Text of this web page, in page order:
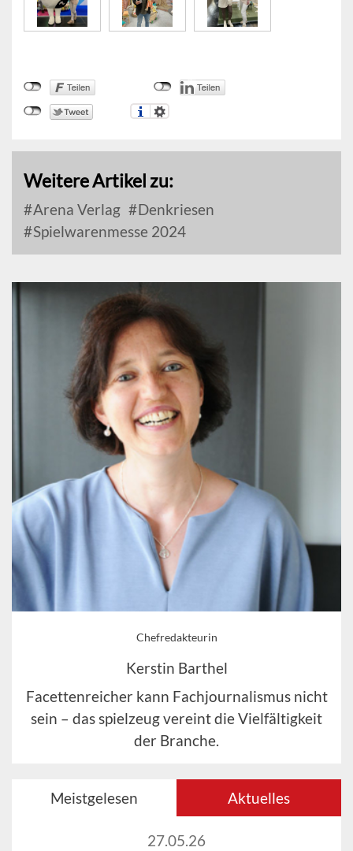
Weitere Artikel zu:
Arena Verlag
Denkriesen
Spielwarenmesse 2024
Chefredakteurin
Kerstin Barthel
Facettenreicher kann Fachjournalismus nicht
sein – das spielzeug vereint die Vielfältigkeit
der Branche.
Meistgelesen Aktuelles
27.05.26